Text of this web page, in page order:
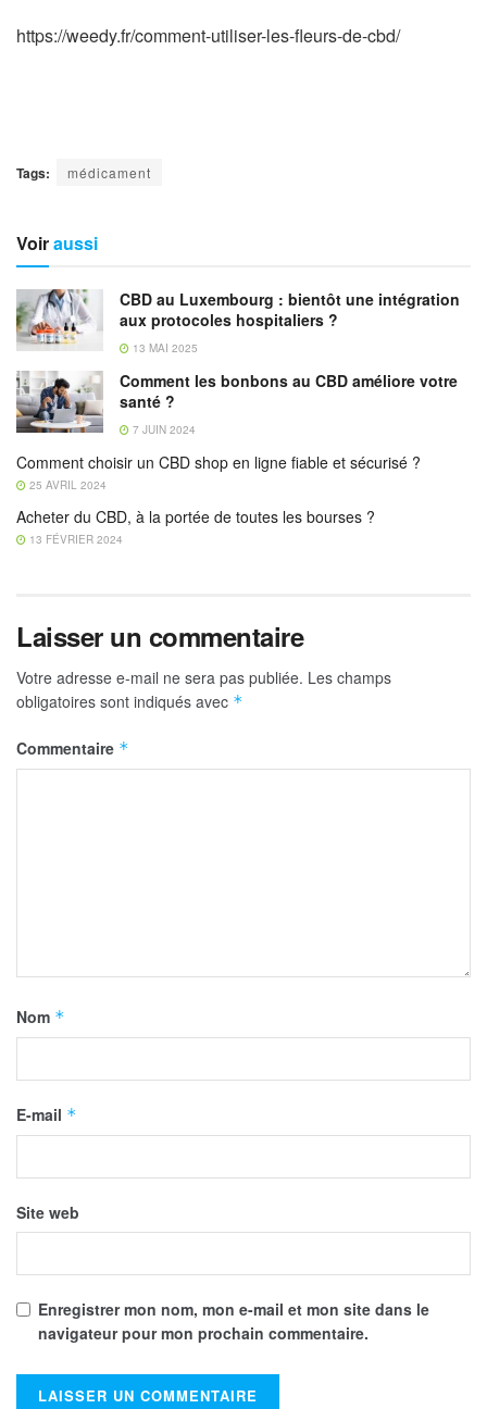
https://weedy.fr/comment-utiliser-les-fleurs-de-cbd/
Tags: médicament
Voiraussi
CBD au Luxembourg : bientôt une intégration
aux protocoles hospitaliers ?
13 MAI 2025
Comment les bonbons au CBD améliore votre
santé ?
7 JUIN 2024
Comment choisir un CBD shop en ligne fiable et sécurisé ?
25 AVRIL 2024
Acheter du CBD, à la portée de toutes les bourses ?
13 FÉVRIER 2024
Laisser un commentaire
Votre adresse e-mail ne sera pas publiée. Les champs
obligatoires sont indiqués avec *
Commentaire *
Nom *
E-mail *
Site web
Enregistrer mon nom, mon e-mail et mon site dans le
navigateur pour mon prochain commentaire.